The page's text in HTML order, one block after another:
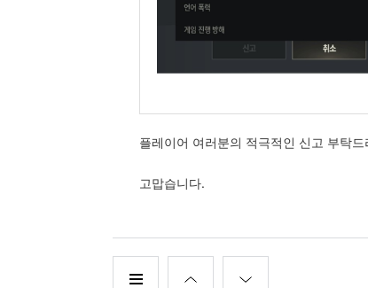
플레이어 여러분의 적극적인 신고 부탁
고맙습니다.